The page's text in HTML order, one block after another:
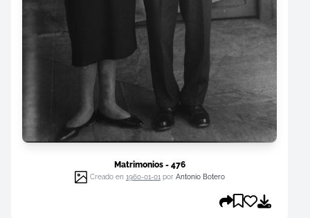
Matrimonios - 476
Creado en 1960-01-01 por Antonio Botero